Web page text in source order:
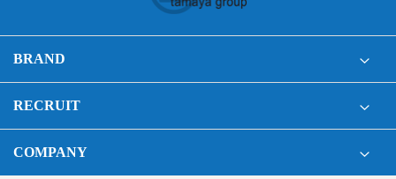
BRAND
RECRUIT
COMPANY